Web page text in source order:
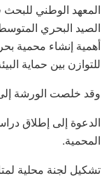
المعهد الوطني للبحث
الصيد البحري
أهمية إنشاء محمية
للتوازن بين حماية
وقد خلصت الورشة
الدعوة إلى إطلاق
المحمية.
تشكيل لجنة محلية